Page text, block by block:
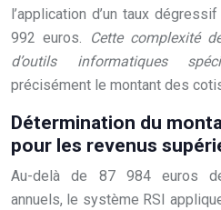
l’application d’un taux
992 euros.
Cette complexité
d’outils informatiques
précisément le montant des
Détermination du
pour les revenus
Au-delà de 87 984 euros
annuels, le système RSI